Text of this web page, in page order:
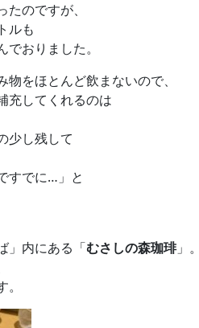
のですが、
ルも
おりました。
をほとんど飲まないので、
充してくれるのは
少し残して
すでに…」と
」内にある「むさしの森珈琲」。